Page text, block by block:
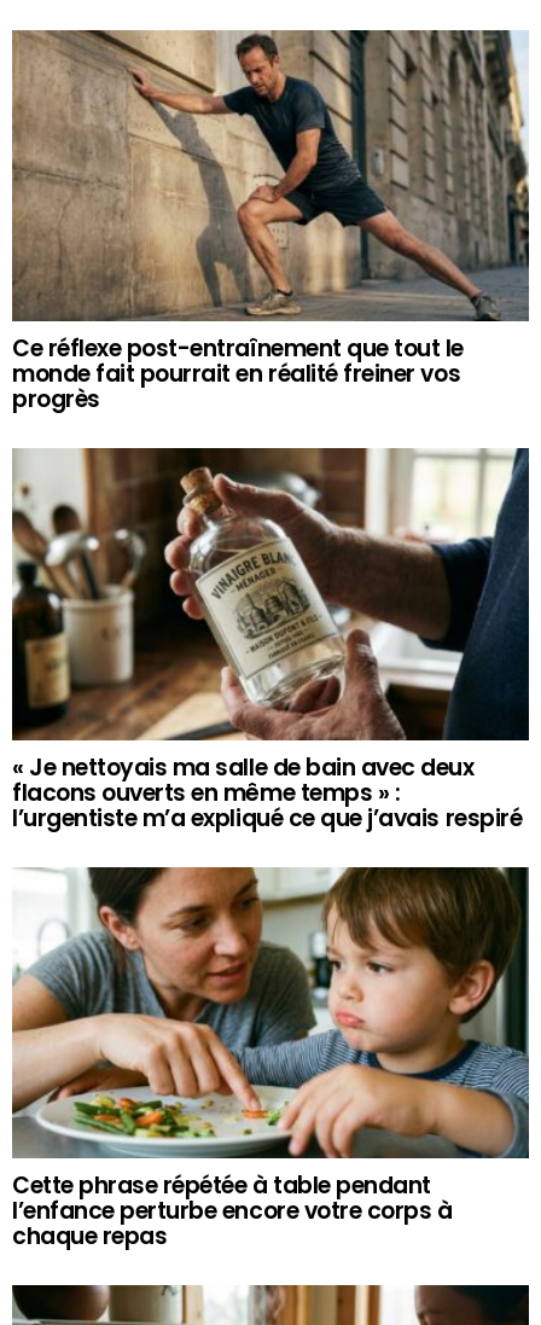
Ce réflexe post-entraînement que tout le
monde fait pourrait en réalité freiner vos
progrès
« Je nettoyais ma salle de bain avec deux
flacons ouverts en même temps » :
l’urgentiste m’a expliqué ce que j’avais respiré
Cette phrase répétée à table pendant
l’enfance perturbe encore votre corps à
chaque repas